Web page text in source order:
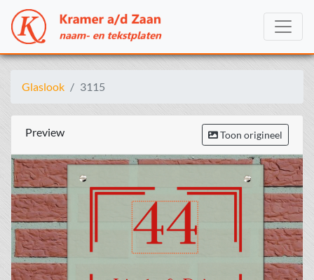
Glaslook 3115
Preview Toon origineel